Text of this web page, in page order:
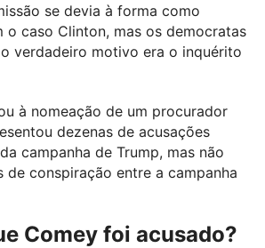
se devia à forma como
o caso Clinton, mas os democratas
verdadeiro motivo era o inquérito
à nomeação de um procurador
dezenas de acusações
campanha de Trump, mas não
de conspiração entre a campanha
Comey foi acusado?